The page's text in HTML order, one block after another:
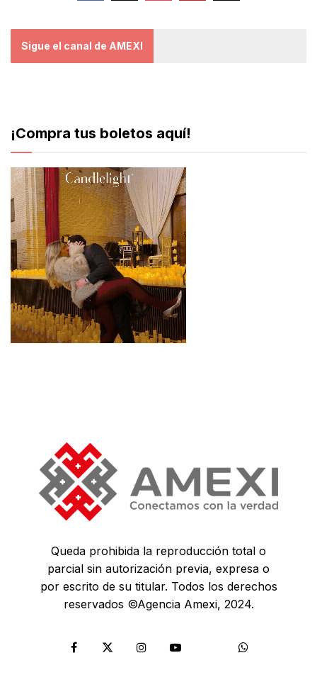
Sigue el canal de AMEXI
¡Compra tus boletos aquí!
Queda prohibida la reproducción total o
parcial sin autorización previa, expresa o
por escrito de su titular. Todos los derechos
reservados ©Agencia Amexi, 2024.